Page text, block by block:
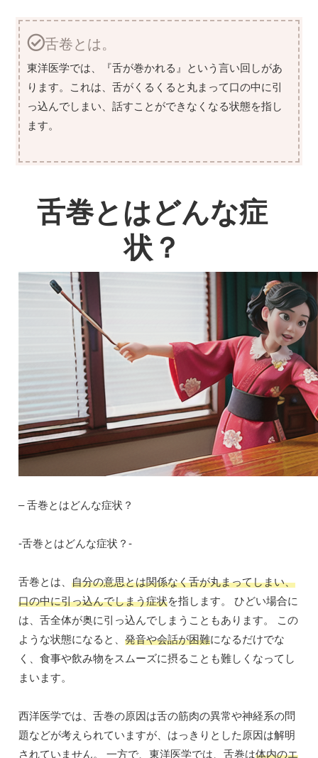
舌卷とは。
東洋医学では、『舌が巻かれる』という言い回しがあ
ります。これは、舌がくるくると丸まって口の中に引
っ込んでしまい、話すことができなくなる状態を指し
ます。
舌巻とはどんな症
状？
– 舌巻とはどんな症状？
-舌巻とはどんな症状？-
舌巻とは、 自分の意思とは関係なく舌が丸まってしまい、
口の中に引っ込んでしまう症状を指します。 ひどい場合に
は、舌全体が奥に引っ込んでしまうこともあります。 この
ような状態になると、 発音や会話が困難になるだけでな
く、食事や飲み物をスムーズに摂ることも難しくなってし
まいます。
西洋医学では、舌巻の原因は舌の筋肉の異常や神経系の問
題などが考えられていますが、はっきりとした原因は解明
されていません。 一方で、東洋医学では、舌巻は体内のエ